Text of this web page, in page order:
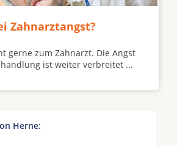
Zahnarztangst?
gerne zum Zahnarzt. Die Angst
ist weiter verbreitet ...
Herne: